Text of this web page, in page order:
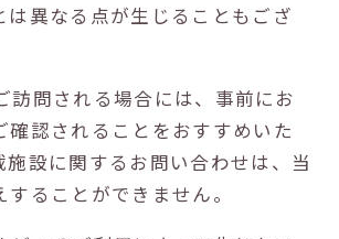
は異なる点が生じることもござ
訪問される場合には、事前にお
確認されることをおすすめいた
施設に関するお問い合わせは、当
ることができません。